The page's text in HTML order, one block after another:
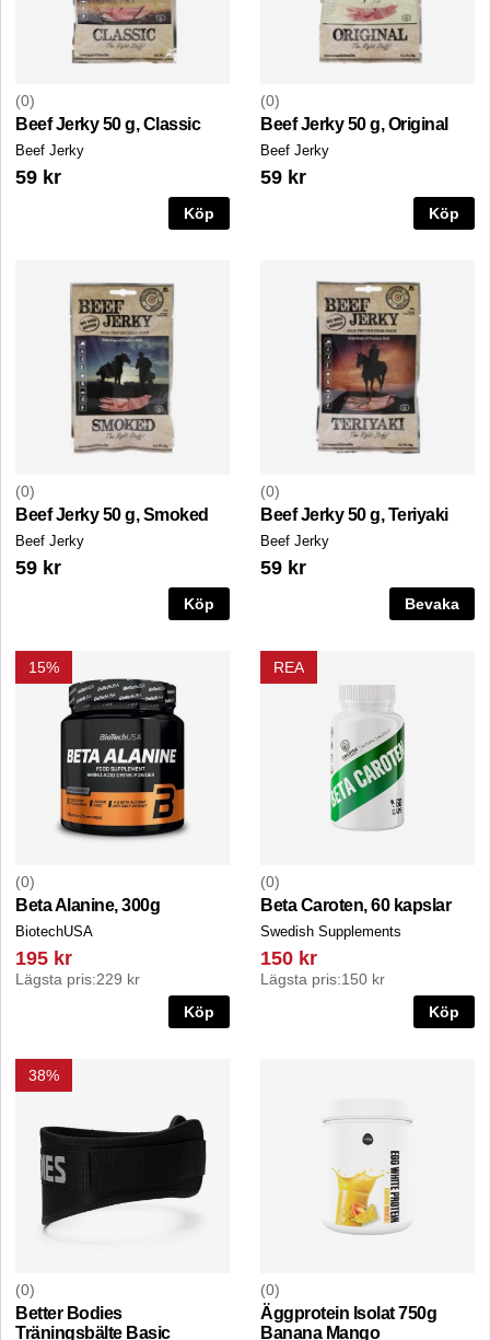
0
Beef Jerky 50 g, Classic
Beef Jerky
59 kr
Köp
0
Beef Jerky 50 g, Original
Beef Jerky
59 kr
Köp
0
Beef Jerky 50 g, Smoked
Beef Jerky
59 kr
Köp
0
Beef Jerky 50 g, Teriyaki
Beef Jerky
59 kr
Bevaka
15%
0
Beta Alanine, 300g
BiotechUSA
195 kr
Lägsta pris:229 kr
Köp
REA
0
Beta Caroten, 60 kapslar
Swedish Supplements
150 kr
Lägsta pris:150 kr
Köp
38%
0
Better Bodies
Träningsbälte Basic
0
Äggprotein Isolat 750g
Banana Mango